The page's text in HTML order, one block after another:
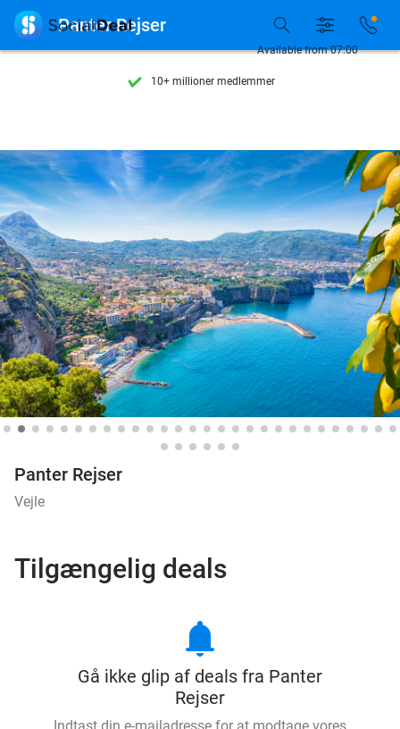
Tilgængelig 7 dage om ugen
10+ millioner medlemmer
Tilgængelig 7 dage om ugen
10+ millioner medlemmer
Available from 07:00
 Panter Rejser
Panter Rejser
Vejle
Tilgængelig deals
notifications
Gå ikke glip af deals fra Panter
Rejser
Indtast din e-mailadresse for at modtage vores